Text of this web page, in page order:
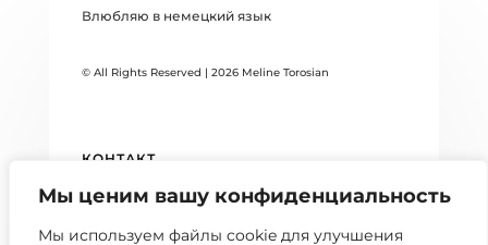
Мы ценим вашу конфиденциальность
Мы используем файлы cookie для улучшения
Влюбляю в немецкий язык
© All Rights Reserved | 2026 Meline Torosian
КОНТАКТ
DATENSCHUTZERKLÄRUNG
БЛОГ